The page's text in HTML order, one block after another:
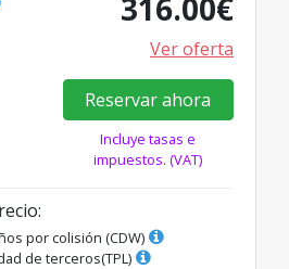
316.00€
Ver oferta
Reservar ahora
Incluye tasas e
impuestos. (VAT)
:
por colisión (CDW)
de terceros(TPL)